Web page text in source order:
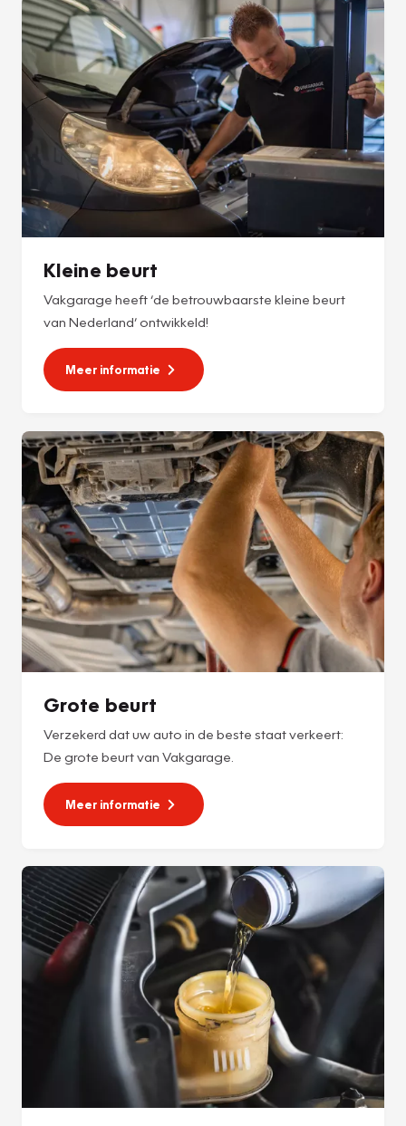
Kleine beurt
Vakgarage heeft ‘de betrouwbaarste kleine beurt
van Nederland’ ontwikkeld!
Meer informatie
Grote beurt
Verzekerd dat uw auto in de beste staat verkeert:
De grote beurt van Vakgarage.
Meer informatie